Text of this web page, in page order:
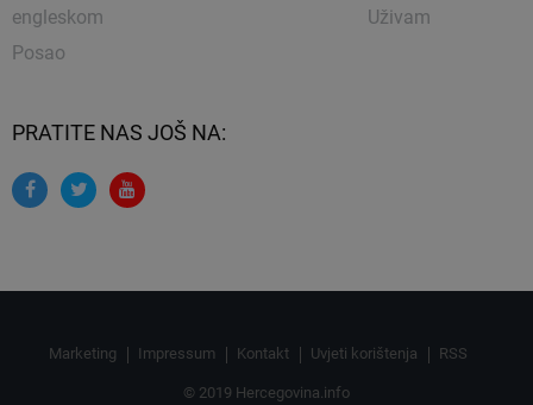
engleskom
Posao
Uživam
PRATITE NAS JOŠ NA:
Marketing Impressum Kontakt Uvjeti korištenja RSS
© 2019 Hercegovina.info